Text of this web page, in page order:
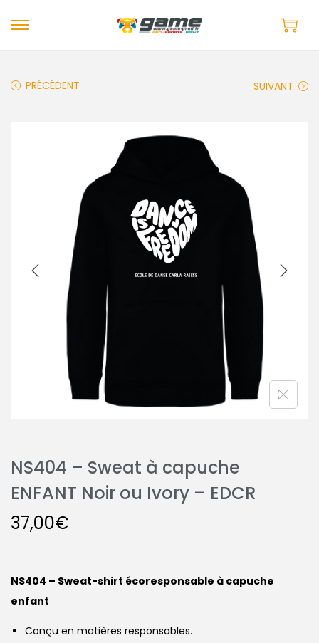
PRÉCÉDENT SUIVANT
NS404 – Sweat à capuche
ENFANT Noir ou Ivory – EDCR
37,00€
NS404 – Sweat-shirt écoresponsable à capuche
enfant
Conçu en matières responsables.